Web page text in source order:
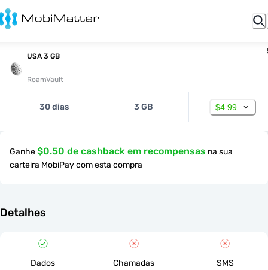
USA 3 GB
RoamVault
30 dias 3 GB $4.99
Ganhe$0.50 de cashback em recompensas na sua
carteira MobiPay com esta compra
Detalhes
Dados Chamadas SMS